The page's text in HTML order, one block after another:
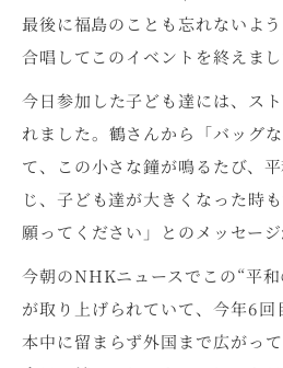
最後に福島のことも忘れないよ
合唱してこのイベントを終えまし
今日参加した子ども達には、ス
れました。鶴さんから「バッグ
て、この小さな鐘が鳴るたび、
じ、子ども達が大きくなった時
願ってください」とのメッセー
今朝のNHKニュースでこの“平
が取り上げられていて、今年6回
本中に留まらず外国まで広がって